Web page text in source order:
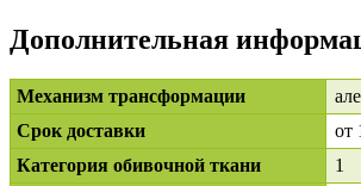
Дополнительная
Механизм трансформации
Срок доставки
от
Категория обивочной ткани
1